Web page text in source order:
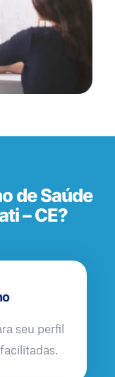
de Saúde
– CE?
seu perfil